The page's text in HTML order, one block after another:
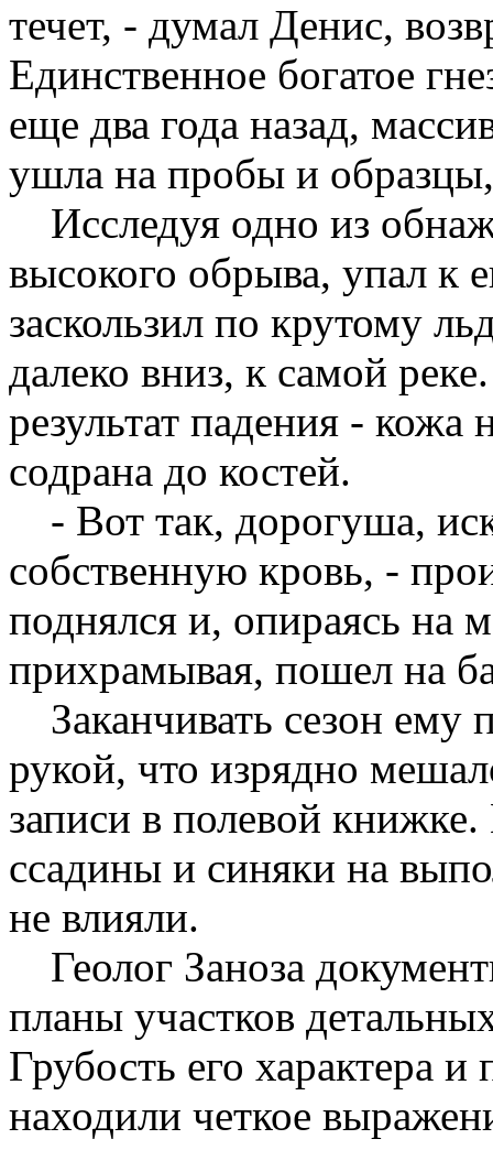
течет, - думал Денис,
Единственное богатое
еще два года назад,
ушла на пробы и
Исследуя одно из
высокого обрыва, упал к
заскользил по крутому
далеко вниз, к самой
результат падения -
содрана до костей.
- Вот так, дорогуша,
собственную кровь, -
поднялся и, опираясь на
прихрамывая, пошел на
Заканчивать сезон ему
рукой, что изрядно
записи в полевой
ссадины и синяки на
не влияли.
Геолог Заноза
планы участков
Грубость его характера
находили четкое